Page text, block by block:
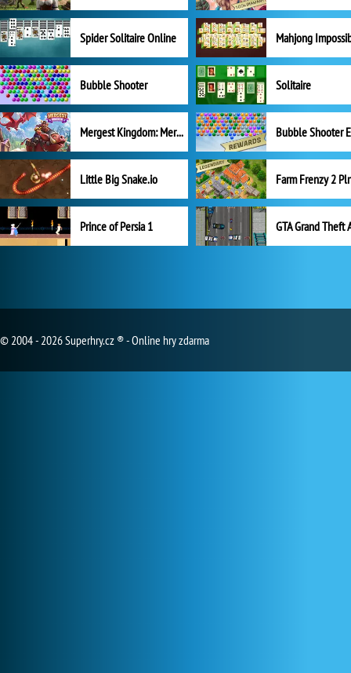
Spider Solitaire Online Mahjong
Bubble Shooter Solitaire
Mergest Kingdom: Merge Puzzle
Little Big Snake.io
Prince of Persia 1 GTA Grand Theft
© 2004 - 2026 Superhry.cz ® - Online hry zdarma